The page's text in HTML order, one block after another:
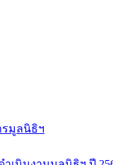
มูลนิธิฯ